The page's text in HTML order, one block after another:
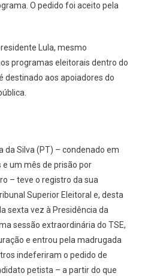
O pedido foi aceito pela
Lula, mesmo
programas eleitorais dentro do
destinado aos apoiadores do
da Silva (PT) – condenado em
um mês de prisão por
– teve o registro da sua
Superior Eleitoral e, desta
sexta vez à Presidência da
sessão extraordinária do TSE,
e entrou pela madrugada
indeferiram o pedido de
petista – a partir do que